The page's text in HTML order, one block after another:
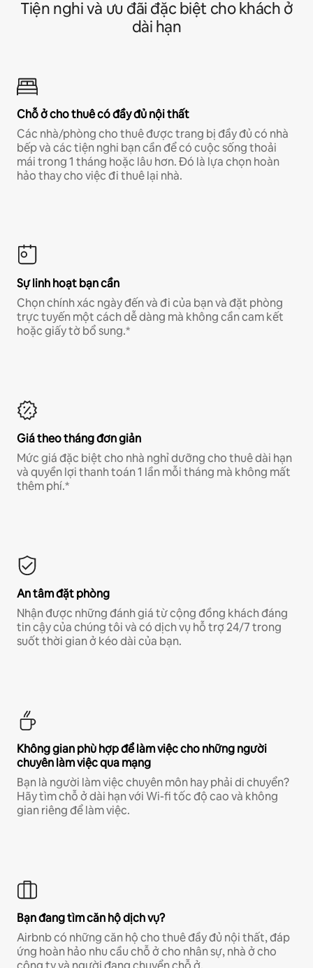
Tiện nghi và ưu đãi đặc biệt cho khách ở
dài hạn
Chỗ ở cho thuê có đầy đủ nội thất
Các nhà/phòng cho thuê được trang bị đầy đủ có nhà
bếp và các tiện nghi bạn cần để có cuộc sống thoải
mái trong 1 tháng hoặc lâu hơn. Đó là lựa chọn hoàn
hảo thay cho việc đi thuê lại nhà.
Sự linh hoạt bạn cần
Chọn chính xác ngày đến và đi của bạn và đặt phòng
trực tuyến một cách dễ dàng mà không cần cam kết
hoặc giấy tờ bổ sung.*
Giá theo tháng đơn giản
Mức giá đặc biệt cho nhà nghỉ dưỡng cho thuê dài hạn
và quyền lợi thanh toán 1 lần mỗi tháng mà không mất
thêm phí.*
An tâm đặt phòng
Nhận được những đánh giá từ cộng đồng khách đáng
tin cậy của chúng tôi và có dịch vụ hỗ trợ 24/7 trong
suốt thời gian ở kéo dài của bạn.
Không gian phù hợp để làm việc cho những người
chuyên làm việc qua mạng
Bạn là người làm việc chuyên môn hay phải di chuyển?
Hãy tìm chỗ ở dài hạn với Wi-fi tốc độ cao và không
gian riêng để làm việc.
Bạn đang tìm căn hộ dịch vụ?
Airbnb có những căn hộ cho thuê đầy đủ nội thất, đáp
ứng hoàn hảo nhu cầu chỗ ở cho nhân sự, nhà ở cho